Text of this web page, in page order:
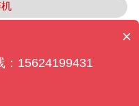
×
：15624199431